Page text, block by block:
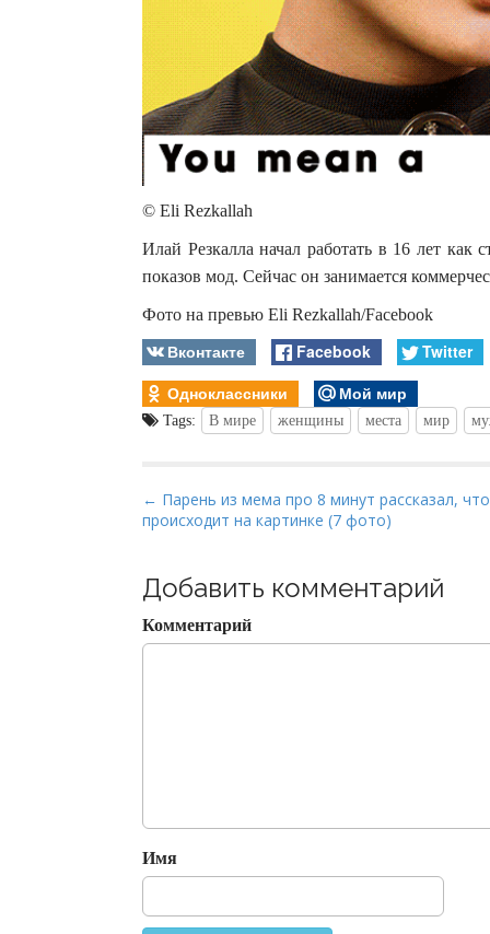
© Eli Rezkallah
Илай Резкалла начал работать в 16 лет как
показов мод. Сейчас он занимается
Фото на превью Eli Rezkallah/Facebook
Вконтакте Facebook
Twitter
Одноклассники
Мой мир
Tags: В мире женщины места мир
P
o
t
n
a
n
← Парень из мема про 8 минут рассказал, что
происходит на картинке (7 фото)
Добавить комментарий
Комментарий
Имя